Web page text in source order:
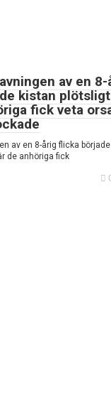
av en 8-
kistan
fick veta
av en 8-årig flicka
de anhöriga fick